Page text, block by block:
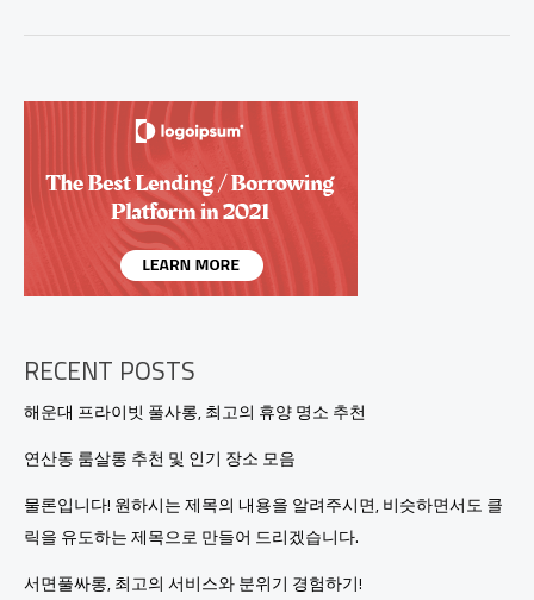
민:
RECENT POSTS
해운대 프라이빗 풀사롱, 최고의 휴양 명소 추천
연산동 룸살롱 추천 및 인기 장소 모음
물론입니다! 원하시는 제목의 내용을 알려주시면, 비슷하면서도 클
릭을 유도하는 제목으로 만들어 드리겠습니다.
서면풀싸롱, 최고의 서비스와 분위기 경험하기!